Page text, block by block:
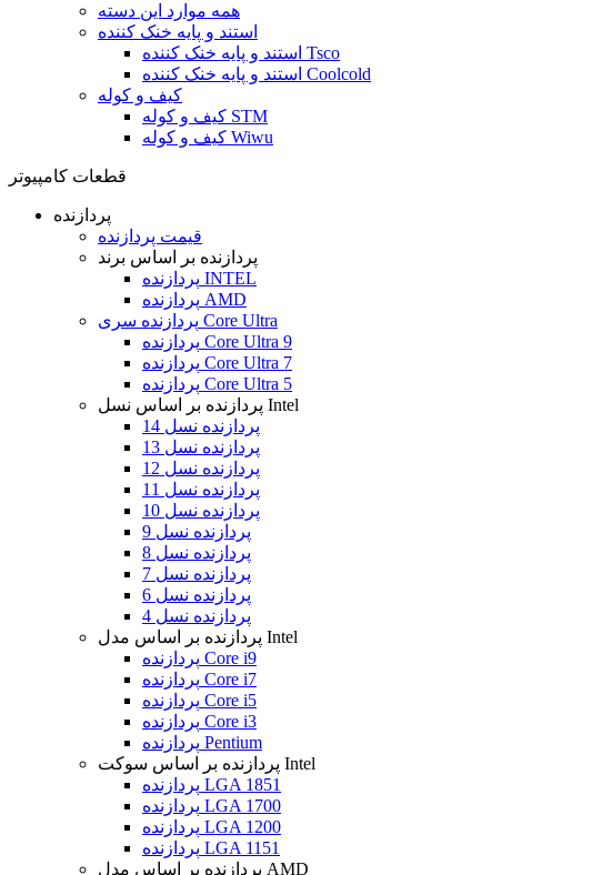
همه موارد این دسته
استند و پایه خنک کننده
استند و پایه خنک کننده Tsco
استند و پایه خنک کننده Coolcold
کیف و کوله
کیف و کوله STM
کیف و کوله Wiwu
قطعات کامپیوتر
پردازنده
قیمت پردازنده
پردازنده بر اساس برند
پردازنده INTEL
پردازنده AMD
پردازنده سری Core Ultra
پردازنده Core Ultra 9
پردازنده Core Ultra 7
پردازنده Core Ultra 5
پردازنده بر اساس نسل Intel
پردازنده نسل 14
پردازنده نسل 13
پردازنده نسل 12
پردازنده نسل 11
پردازنده نسل 10
پردازنده نسل 9
پردازنده نسل 8
پردازنده نسل 7
پردازنده نسل 6
پردازنده نسل 4
پردازنده بر اساس مدل Intel
پردازنده Core i9
پردازنده Core i7
پردازنده Core i5
پردازنده Core i3
پردازنده Pentium
پردازنده بر اساس سوکت Intel
پردازنده LGA 1851
پردازنده LGA 1700
پردازنده LGA 1200
پردازنده LGA 1151
پردازنده بر اساس مدل AMD